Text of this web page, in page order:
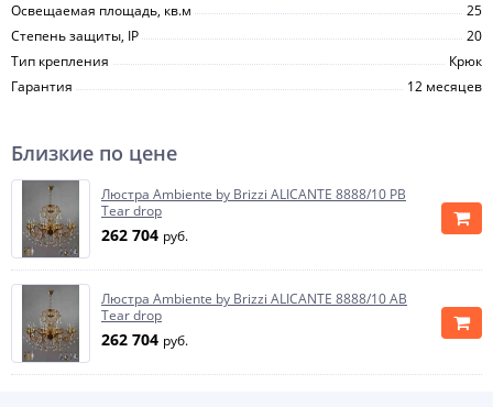
Освещаемая площадь, кв.м
25
Степень защиты, IP
20
Тип крепления
Крюк
Гарантия
12 месяцев
Близкие по цене
Люстра Ambiente by Brizzi ALICANTE 8888/10 PB
Tear drop
262 704 руб.
Люстра Ambiente by Brizzi ALICANTE 8888/10 AB
Tear drop
262 704 руб.